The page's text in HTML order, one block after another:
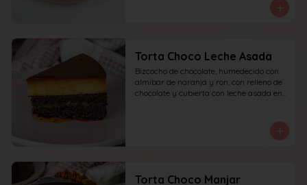
Torta Choco Leche Asada
Bizcocho de chocolate, humedecido con
almíbar de naranja y ron, con relleno de
chocolate y cubierta con leche asada en
Torta Choco Manjar